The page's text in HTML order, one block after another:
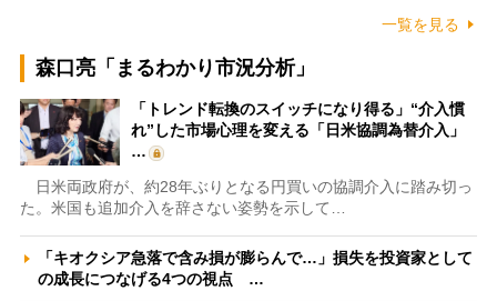
一覧を見る
森口亮「まるわかり市況分析」
「トレンド転換のスイッチになり得る」“介入慣
れ”した市場心理を変える「日米協調為替介入」
…
日米両政府が、約28年ぶりとなる円買いの協調介入に踏み切っ
た。米国も追加介入を辞さない姿勢を示して…
「キオクシア急落で含み損が膨らんで…」損失を投資家として
の成長につなげる4つの視点 …